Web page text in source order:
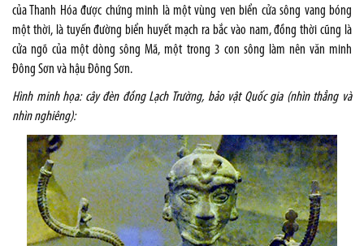
của Thanh Hóa được chứng minh là một vùng ven biển cửa sông vang bóng
một thời, là tuyến đường biển huyết mạch ra bắc vào nam, đồng thời cũng là
cửa ngõ của một dòng sông Mã, một trong 3 con sông làm nên văn minh
Đông Sơn và hậu Đông Sơn.
Hình minh họa: cây đèn đồng Lạch Trường, bảo vật Quốc gia (nhìn thẳng và
nhìn nghiêng):